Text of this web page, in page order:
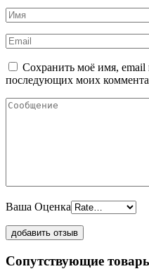
Сохранить моё имя, email
последующих моих
Ваша Оценка
Сопутствующие